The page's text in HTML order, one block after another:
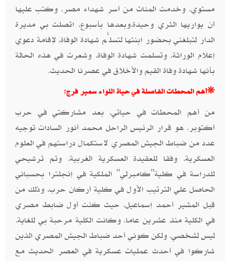
مستوي، وخدمت المئات من أسر شهداء مصر، وكتب عليها
أن يواريها الثري وحيدة.وبعدها بأسبوع، اتصلت بي مديرة
الدار لتبلغني بحضور ابنتها لتسلُّم شهادة الوفاة، لإقامة دعوي
إعلام الوراثة، وتسلمت شهادة الوفاة، وشعرت في هذه الحالة
بأنها شهادة وفاة القيم والأخلاق في عصرنا الحديث.
❊أهم المحطات الفاصلة في حياة اللواء سمير فرج:
من أهم المحطات في حياتي، بعد مشاركتي في حرب
أكتوبر، هو قرار الرئيس الراحل محمد أنور السادات توجيه
عدد من ضباط الجيش المصري لاستكمال دراستهم في العلوم
العسكرية، وفقا للعقيدة العسكرية الغربية، وتم ترشيحي
للدراسة في كلية"كامبرلي" الملكية في إنجلترا بحسباني
الحاصل علي الترتيب الأول في كلية أركان حرب، وذلك من
قِبل المشير أحمد إسماعيل، حيث كنت أول ضابط مصري
في الكلية منذ عشرين عاما، وكانت الكلية مرحبة بي للغاية،
ليس لشخصي، ولكن كوني أحد ضباط الجيش المصري الذين
شاركوا في أحدث عمليات عسكرية في العصر الحديث مع